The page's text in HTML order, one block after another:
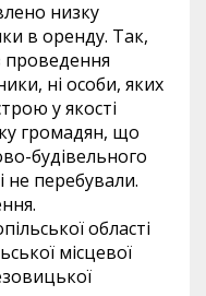
низку
в оренду. Так,
проведення
ні особи, яких
у якості
громадян, що
будівельного
не перебували.
області
місцевої